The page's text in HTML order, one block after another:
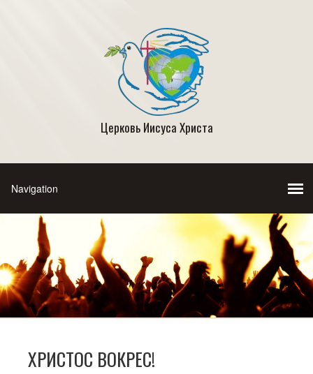
Церковь Иисуса Христа
ХРИСТОС ВОКРЕС!